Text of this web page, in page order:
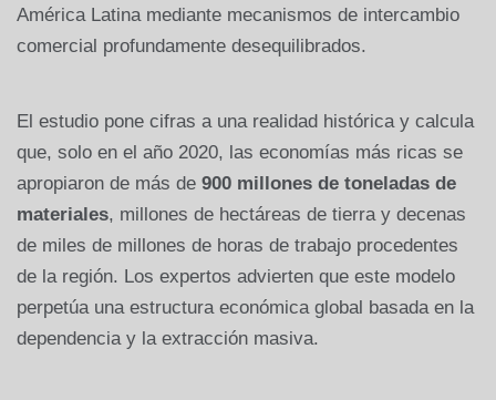
América Latina mediante mecanismos de intercambio
comercial profundamente desequilibrados.
El estudio pone cifras a una realidad histórica y calcula
que, solo en el año 2020, las economías más ricas se
apropiaron de más de 900 millones de toneladas de
materiales, millones de hectáreas de tierra y decenas
de miles de millones de horas de trabajo procedentes
de la región. Los expertos advierten que este modelo
perpetúa una estructura económica global basada en la
dependencia y la extracción masiva.